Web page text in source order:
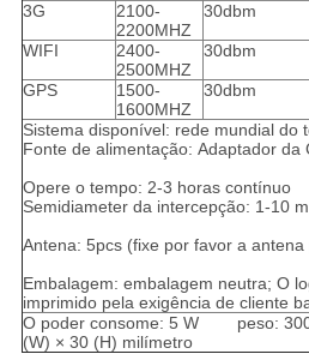
3G
2100-
2200MHZ
30dbm
WIFI
2400-
2500MHZ
30dbm
GPS
1500-
1600MHZ
30dbm
Sistema disponível: rede mundial do
Fonte de alimentação: Adaptador
Opere o tempo: 2-3 horas contínuo
Semidiameter da intercepção: 1-10
Antena: 5pcs (fixe por favor a
Embalagem: embalagem neutra; O
imprimido pela exigência de cliente
O poder consome: 5 W peso:
(W) × 30 (H) milímetro